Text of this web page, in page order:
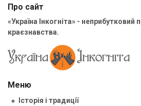
Про сайт
«Україна Інкогніта» - неприбутковий
краєзнавства.
Меню
Історія і традиції